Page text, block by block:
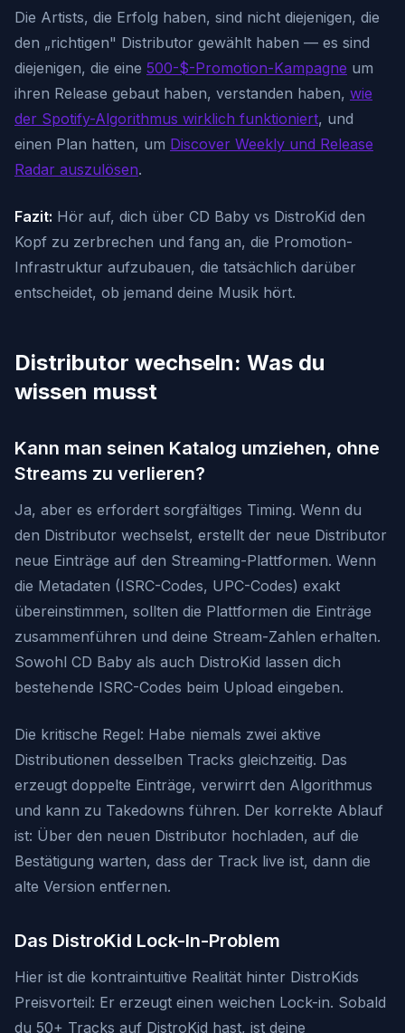
Die Artists, die Erfolg haben, sind nicht diejenigen, die
den „richtigen" Distributor gewählt haben — es sind
diejenigen, die eine 500-$-Promotion-Kampagne um
ihren Release gebaut haben, verstanden haben, wie
der Spotify-Algorithmus wirklich funktioniert, und
einen Plan hatten, um Discover Weekly und Release
Radar auszulösen.
Fazit: Hör auf, dich über CD Baby vs DistroKid den
Kopf zu zerbrechen und fang an, die Promotion-
Infrastruktur aufzubauen, die tatsächlich darüber
entscheidet, ob jemand deine Musik hört.
Distributor wechseln: Was du
wissen musst
Kann man seinen Katalog umziehen, ohne
Streams zu verlieren?
Ja, aber es erfordert sorgfältiges Timing. Wenn du
den Distributor wechselst, erstellt der neue Distributor
neue Einträge auf den Streaming-Plattformen. Wenn
die Metadaten (ISRC-Codes, UPC-Codes) exakt
übereinstimmen, sollten die Plattformen die Einträge
zusammenführen und deine Stream-Zahlen erhalten.
Sowohl CD Baby als auch DistroKid lassen dich
bestehende ISRC-Codes beim Upload eingeben.
Die kritische Regel: Habe niemals zwei aktive
Distributionen desselben Tracks gleichzeitig. Das
erzeugt doppelte Einträge, verwirrt den Algorithmus
und kann zu Takedowns führen. Der korrekte Ablauf
ist: Über den neuen Distributor hochladen, auf die
Bestätigung warten, dass der Track live ist, dann die
alte Version entfernen.
Das DistroKid Lock-In-Problem
Hier ist die kontraintuitive Realität hinter DistroKids
Preisvorteil: Er erzeugt einen weichen Lock-in. Sobald
du 50+ Tracks auf DistroKid hast, ist deine